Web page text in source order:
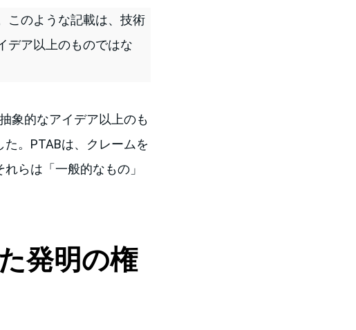
このような記載は、技術
デア以上のものではな
象的なアイデア以上のも
。PTABは、クレームを
らは「一般的なもの」
発明の権